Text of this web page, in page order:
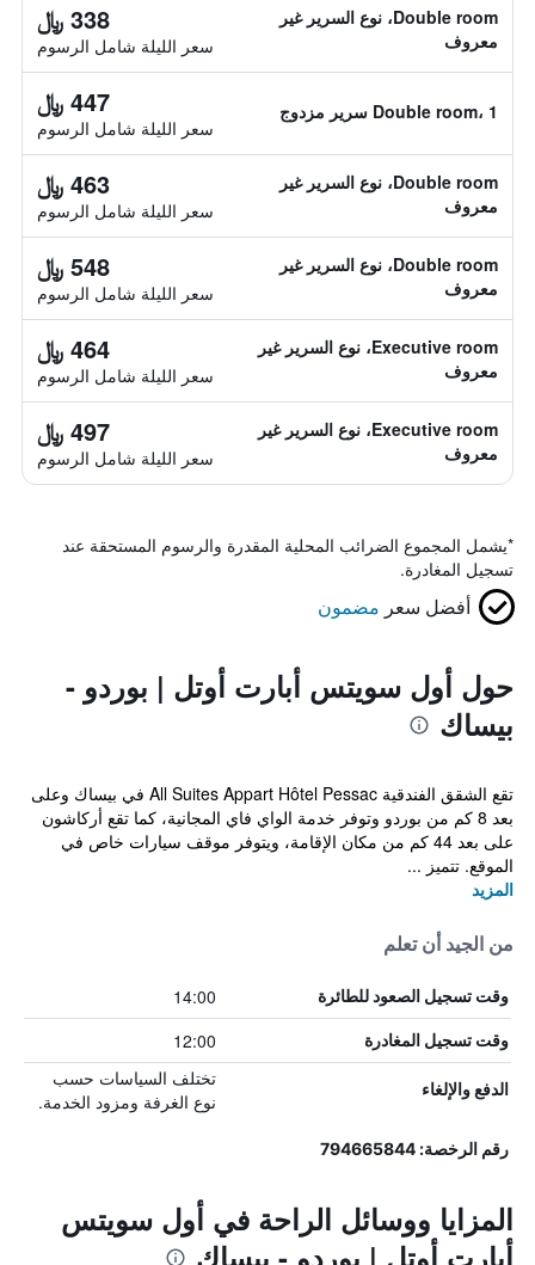
Double room، نوع السرير غير
معروف
338 ﷼
سعر الليلة شامل الرسوم
Double room، 1 سرير مزدوج 447 ﷼
سعر الليلة شامل الرسوم
Double room، نوع السرير غير
معروف
463 ﷼
سعر الليلة شامل الرسوم
Double room، نوع السرير غير
معروف
548 ﷼
سعر الليلة شامل الرسوم
Executive room، نوع السرير غير
معروف
464 ﷼
سعر الليلة شامل الرسوم
Executive room، نوع السرير غير
معروف
497 ﷼
سعر الليلة شامل الرسوم
*يشمل المجموع الضرائب المحلية المقدرة والرسوم المستحقة عند
تسجيل المغادرة.
أفضل سعر مضمون
حول أول سويتس أبارت أوتل | بوردو -
بيساك
تقع الشقق الفندقية All Suites Appart Hôtel Pessac في بيساك وعلى
بعد 8 كم من بوردو وتوفر خدمة الواي فاي المجانية، كما تقع أركاشون
على بعد 44 كم من مكان الإقامة، ويتوفر موقف سيارات خاص في
الموقع. تتميز ...
المزيد
من الجيد أن تعلم
وقت تسجيل الصعود للطائرة 14:00
وقت تسجيل المغادرة 12:00
الدفع والإلغاء
تختلف السياسات حسب
نوع الغرفة ومزود الخدمة.
رقم الرخصة: 794665844
المزايا ووسائل الراحة في أول سويتس
أبارت أوتل | بوردو - بيساك